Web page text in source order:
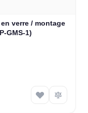
verre / montage
GMS-1)